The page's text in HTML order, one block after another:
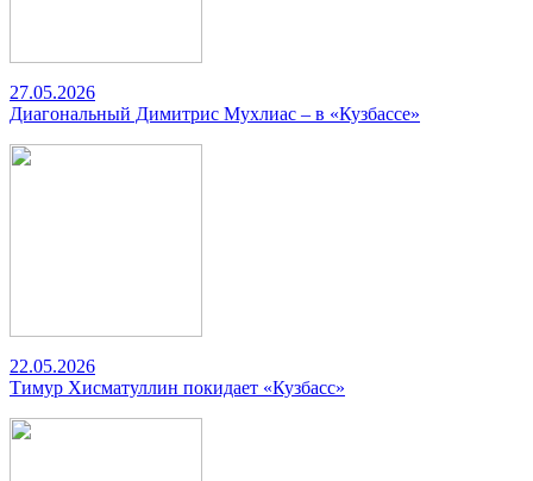
27.05.2026
Диагональный Димитрис Мухлиас – в «Кузбассе»
22.05.2026
Тимур Хисматуллин покидает «Кузбасс»